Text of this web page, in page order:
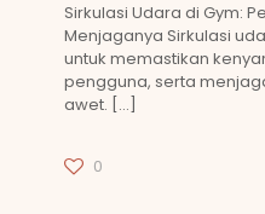
Sirkulasi Udara di Gym:
Menjaganya Sirkulasi
untuk memastikan
pengguna, serta
awet. […]
0